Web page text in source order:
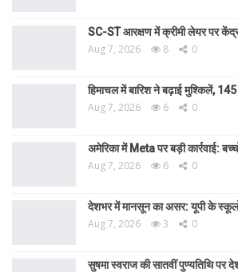
SC-ST आरक्षण में क्रीमी लेयर पर
Aug 7, 2026 8 0
हिमाचल में बारिश ने बढ़ाई मुश्किलें,
Aug 7, 2026 6 0
अमेरिका में Meta पर बड़ी कार्रवाई:
Aug 7, 2026 6 0
देशभर में मानसून का असर: यूपी के
Aug 7, 2026 3 0
सुषमा स्वराज की सातवीं पुण्यतिथि पर